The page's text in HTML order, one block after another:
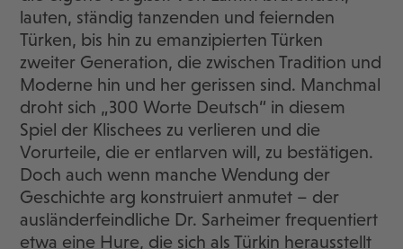
lauten, ständig tanzenden und feiernden
Türken, bis hin zu emanzipierten Türken
zweiter Generation, die zwischen Tradition und
Moderne hin und her gerissen sind. Manchmal
droht sich „300 Worte Deutsch“ in diesem
Spiel der Klischees zu verlieren und die
Vorurteile, die er entlarven will, zu bestätigen.
Doch auch wenn manche Wendung der
Geschichte arg konstruiert anmutet – der
ausländerfeindliche Dr. Sarheimer frequentiert
etwa eine Hure, die sich als Türkin herausstellt